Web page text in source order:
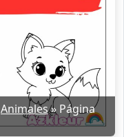
Animales» Página